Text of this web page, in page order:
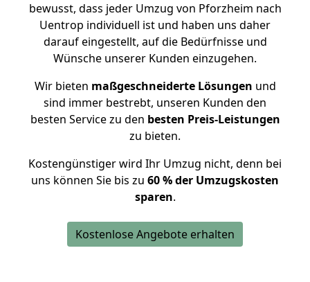
bewusst, dass jeder Umzug von Pforzheim nach
Uentrop individuell ist und haben uns daher
darauf eingestellt, auf die Bedürfnisse und
Wünsche unserer Kunden einzugehen.
Wir bieten maßgeschneiderte Lösungen und
sind immer bestrebt, unseren Kunden den
besten Service zu den besten Preis-Leistungen
zu bieten.
Kostengünstiger wird Ihr Umzug nicht, denn bei
uns können Sie bis zu 60 % der Umzugskosten
sparen.
Kostenlose Angebote erhalten